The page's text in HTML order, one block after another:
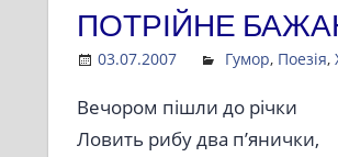
ПОТРІЙНЕ
03.07.2007 Admin
Гумор, Поезія,
Вечором пішли до річки
Ловить рибу два п’янички,